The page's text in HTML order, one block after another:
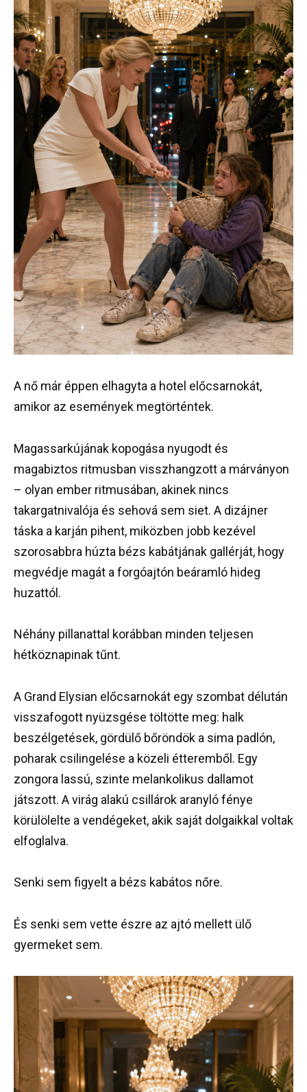
A nő már éppen elhagyta a hotel előcsarnokát,
amikor az események megtörténtek.
Magassarkújának kopogása nyugodt és
magabiztos ritmusban visszhangzott a márványon
– olyan ember ritmusában, akinek nincs
takargatnivalója és sehová sem siet. A dizájner
táska a karján pihent, miközben jobb kezével
szorosabbra húzta bézs kabátjának gallérját, hogy
megvédje magát a forgóajtón beáramló hideg
huzattól.
Néhány pillanattal korábban minden teljesen
hétköznapinak tűnt.
A Grand Elysian előcsarnokát egy szombat délután
visszafogott nyüzsgése töltötte meg: halk
beszélgetések, gördülő bőröndök a sima padlón,
poharak csilingelése a közeli étteremből. Egy
zongora lassú, szinte melankolikus dallamot
játszott. A virág alakú csillárok aranyló fénye
körülölelte a vendégeket, akik saját dolgaikkal voltak
elfoglalva.
Senki sem figyelt a bézs kabátos nőre.
És senki sem vette észre az ajtó mellett ülő
gyermeket sem.